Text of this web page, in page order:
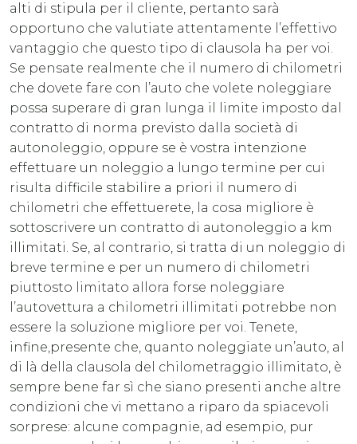
alti di stipula per il cliente, pertanto sarà
opportuno che valutiate attentamente l’effettivo
vantaggio che questo tipo di clausola ha per voi.
Se pensate realmente che il numero di chilometri
che dovete fare con l’auto che volete noleggiare
possa superare di gran lunga il limite imposto dal
contratto di norma previsto dalla società di
autonoleggio, oppure se è vostra intenzione
effettuare un noleggio a lungo termine per cui
risulta difficile stabilire a priori il numero di
chilometri che effettuerete, la cosa migliore è
sottoscrivere un contratto di autonoleggio a km
illimitati. Se, al contrario, si tratta di un noleggio di
breve termine e per un numero di chilometri
piuttosto limitato allora forse noleggiare
l’autovettura a chilometri illimitati potrebbe non
essere la soluzione migliore per voi. Tenete,
infine,presente che, quanto noleggiate un’auto, al
di là della clausola del chilometraggio illimitato, è
sempre bene far sì che siano presenti anche altre
condizioni che vi mettano a riparo da spiacevoli
sorprese: alcune compagnie, ad esempio, pur